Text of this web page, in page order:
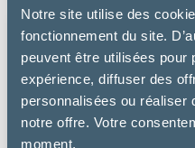
Notre site utilise des
fonctionnement du site.
peuvent être utilisées pour
expérience, diffuser des
personnalisées ou réaliser
notre offre. Votre
moment.